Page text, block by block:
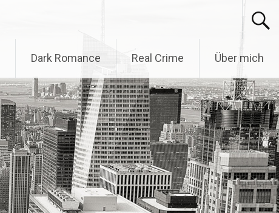
Dark Romance Real Crime Über mich